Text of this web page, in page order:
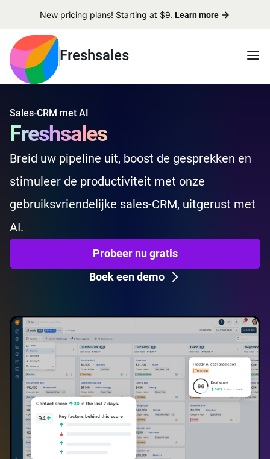
New pricing plans! Starting at $9. Learn more
Freshsales
Sales-CRM met AI
Freshsales
Breid uw pipeline uit, boost de gesprekken en
stimuleer de productiviteit met onze
gebruiksvriendelijke sales-CRM, uitgerust met
AI.
Probeer nu gratis
Boek een demo